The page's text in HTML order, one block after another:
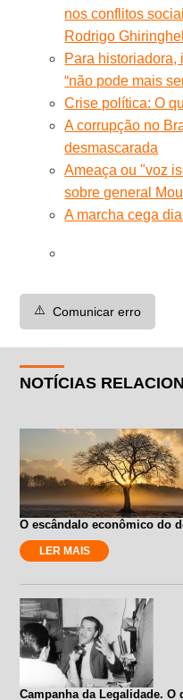
nos conflitos
Rodrigo
Para historiadora,
“não pode mais
Crise política: O
A corrupção no
desmascarada
Ameaça ou "voz
sobre general
A marcha cega
⚠️ Comunicar erro
NOTÍCIAS
O escândalo econômico do
LER MAIS
Campanha da Legalidade.